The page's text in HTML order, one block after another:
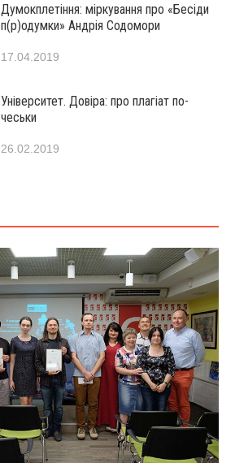
Думокплетіння: міркування про «Бесіди
п(р)одумки» Андрія Содомори
17.04.2019
Університет. Довіра: про плагіат по-
чеськи
26.02.2019